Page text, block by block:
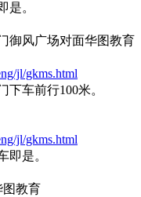
是。
御风广场对面华图教育
jl/gkms.html
车前行100米。
jl/gkms.html
即是。
图教育